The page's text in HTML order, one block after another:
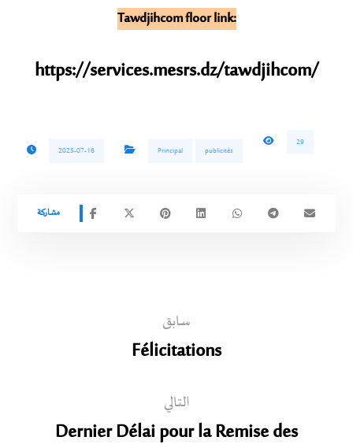
Tawdjihcom floor link:
https://services.mesrs.dz/tawdjihcom/
2025-07-16 Principal publicités
29
سابق
Félicitations
التالي
Dernier Délai pour la Remise des